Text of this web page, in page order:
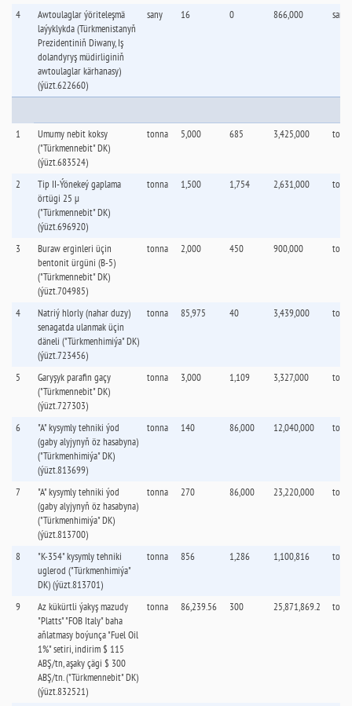
4
Awtoulaglar ýöriteleşmä
laýyklykda (Türkmenistanyň
Prezidentiniň Diwany, Iş
dolandyryş müdirliginiň
awtoulaglar kärhanasy)
(ýüzt.622660)
sany 16 0 866,000 sany
1
Umumy nebit koksy
("Türkmennebit" DK)
(ýüzt.683524)
tonna 5,000 685 3,425,000
2
Tip II-Ýönekeý gaplama
örtügi 25 µ
("Türkmennebit" DK)
(ýüzt.696920)
tonna 1,500 1,754 2,631,000
3
Buraw erginleri üçin
bentonit ürgüni (B-5)
("Türkmennebit" DK)
(ýüzt.704985)
tonna 2,000 450 900,000
4
Natriý hlorly (nahar duzy)
senagatda ulanmak üçin
däneli ("Türkmenhimiýa" DK)
(ýüzt.723456)
tonna 85,975 40 3,439,000
5
Garyşyk parafin gaçy
("Türkmennebit" DK)
(ýüzt.727303)
tonna 3,000 1,109 3,327,000
6
"А" kysymly tehniki ýod
(gaby alyjynyň öz hasabyna)
("Türkmenhimiýa" DK)
(ýüzt.813699)
tonna 140 86,000 12,040,000
7
"А" kysymly tehniki ýod
(gaby alyjynyň öz hasabyna)
("Türkmenhimiýa" DK)
(ýüzt.813700)
tonna 270 86,000 23,220,000
8
"K-354" kysymly tehniki
uglerod ("Türkmenhimiýa"
DK) (ýüzt.813701)
tonna 856 1,286 1,100,816
9
Az kükürtli ýakyş mazudy
"Platts" "FOB Italy" baha
aňlatmasy boýunça "Fuel Oil
1%" setiri, indirim $ 115
ABŞ/tn, aşaky çägi $ 300
ABŞ/tn. ("Türkmennebit" DK)
(ýüzt.832521)
tonna 86,239.56 300 25,871,869.2